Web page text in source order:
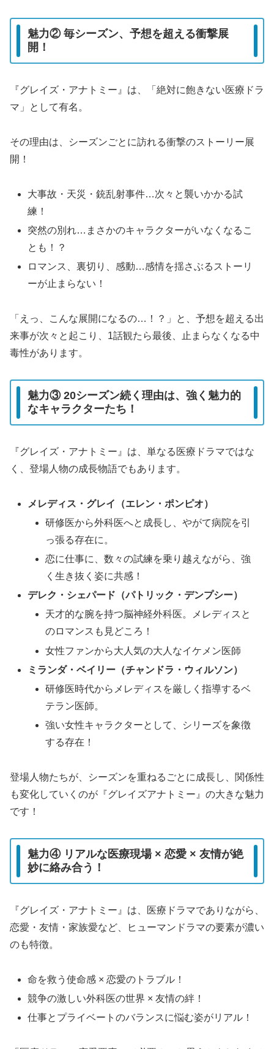
魅力② 毎シーズン、予想を超える衝撃展
開！
『グレイズ・アナトミー』は、「絶対に飽きない医療ドラ
マ」として有名。
その理由は、シーズンごとに訪れる衝撃のストーリー展
開！
大事故・天災・銃乱射事件…次々と襲いかかる試
練！
突然の別れ…まさかのキャラクターがいなくなるこ
とも！？
ロマンス、裏切り、感動…感情を揺さぶるストーリ
ーが止まらない！
「えっ、こんな展開になるの…！？」と、予想を超える出
来事が次々と起こり、1話観たら最後、止まらなくなる中
毒性があります。
魅力③ 20シーズン続く理由は、強く魅力的
なキャラクターたち！
『グレイズ・アナトミー』は、単なる医療ドラマではな
く、登場人物の成長物語でもあります。
メレディス・グレイ（エレン・ポンピオ）
研修医から外科医へと成長し、やがて病院を引
っ張る存在に。
恋に仕事に、数々の試練を乗り越えながら、強
く生き抜く姿に共感！
デレク・シェパード（パトリック・デンプシー）
天才的な腕を持つ脳神経外科医。メレディスと
のロマンスも見どころ！
女性ファンから大人気の大人なイケメン医師
ミランダ・ベイリー（チャンドラ・ウィルソン）
研修医時代からメレディスを厳しく指導するベ
テラン医師。
強い女性キャラクターとして、シリーズを象徴
する存在！
登場人物たちが、シーズンを重ねるごとに成長し、関係性
も変化していくのが『グレイズアナトミー』の大きな魅力
です！
魅力④ リアルな医療現場 × 恋愛 × 友情が絶
妙に絡み合う！
『グレイズ・アナトミー』は、医療ドラマでありながら、
恋愛・友情・家族愛など、ヒューマンドラマの要素が濃い
のも特徴。
命を救う使命感 × 恋愛のトラブル！
競争の激しい外科医の世界 × 友情の絆！
仕事とプライベートのバランスに悩む姿がリアル！